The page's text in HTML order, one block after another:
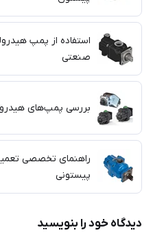
استفاده از پمپ
صنعتی
بررسی پمپ‌های هیدرولیک ۹ پیستون ترک و
راهنمای تخصصی
پیستونی
دیدگاه خود را بنویسید